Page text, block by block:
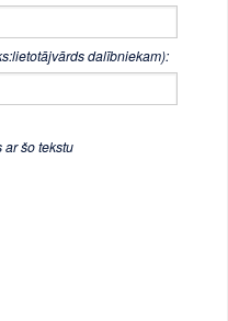
dalībniekam):
ar šo tekstu